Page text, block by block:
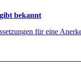
bekannt
für eine